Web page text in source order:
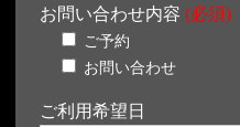
お問い合わせ内容 (必須)
ご予約
お問い合わせ
ご利用希望日